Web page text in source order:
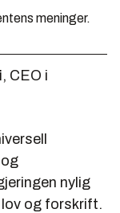
meninger.
, CEO i
nylig
og forskrift.